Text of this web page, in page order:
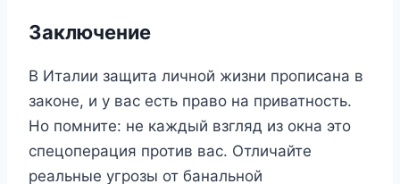
Заключение
В Италии защита личной жизни прописана в
законе, и у вас есть право на приватность.
Но помните: не каждый взгляд из окна это
спецоперация против вас. Отличайте
реальные угрозы от банальной